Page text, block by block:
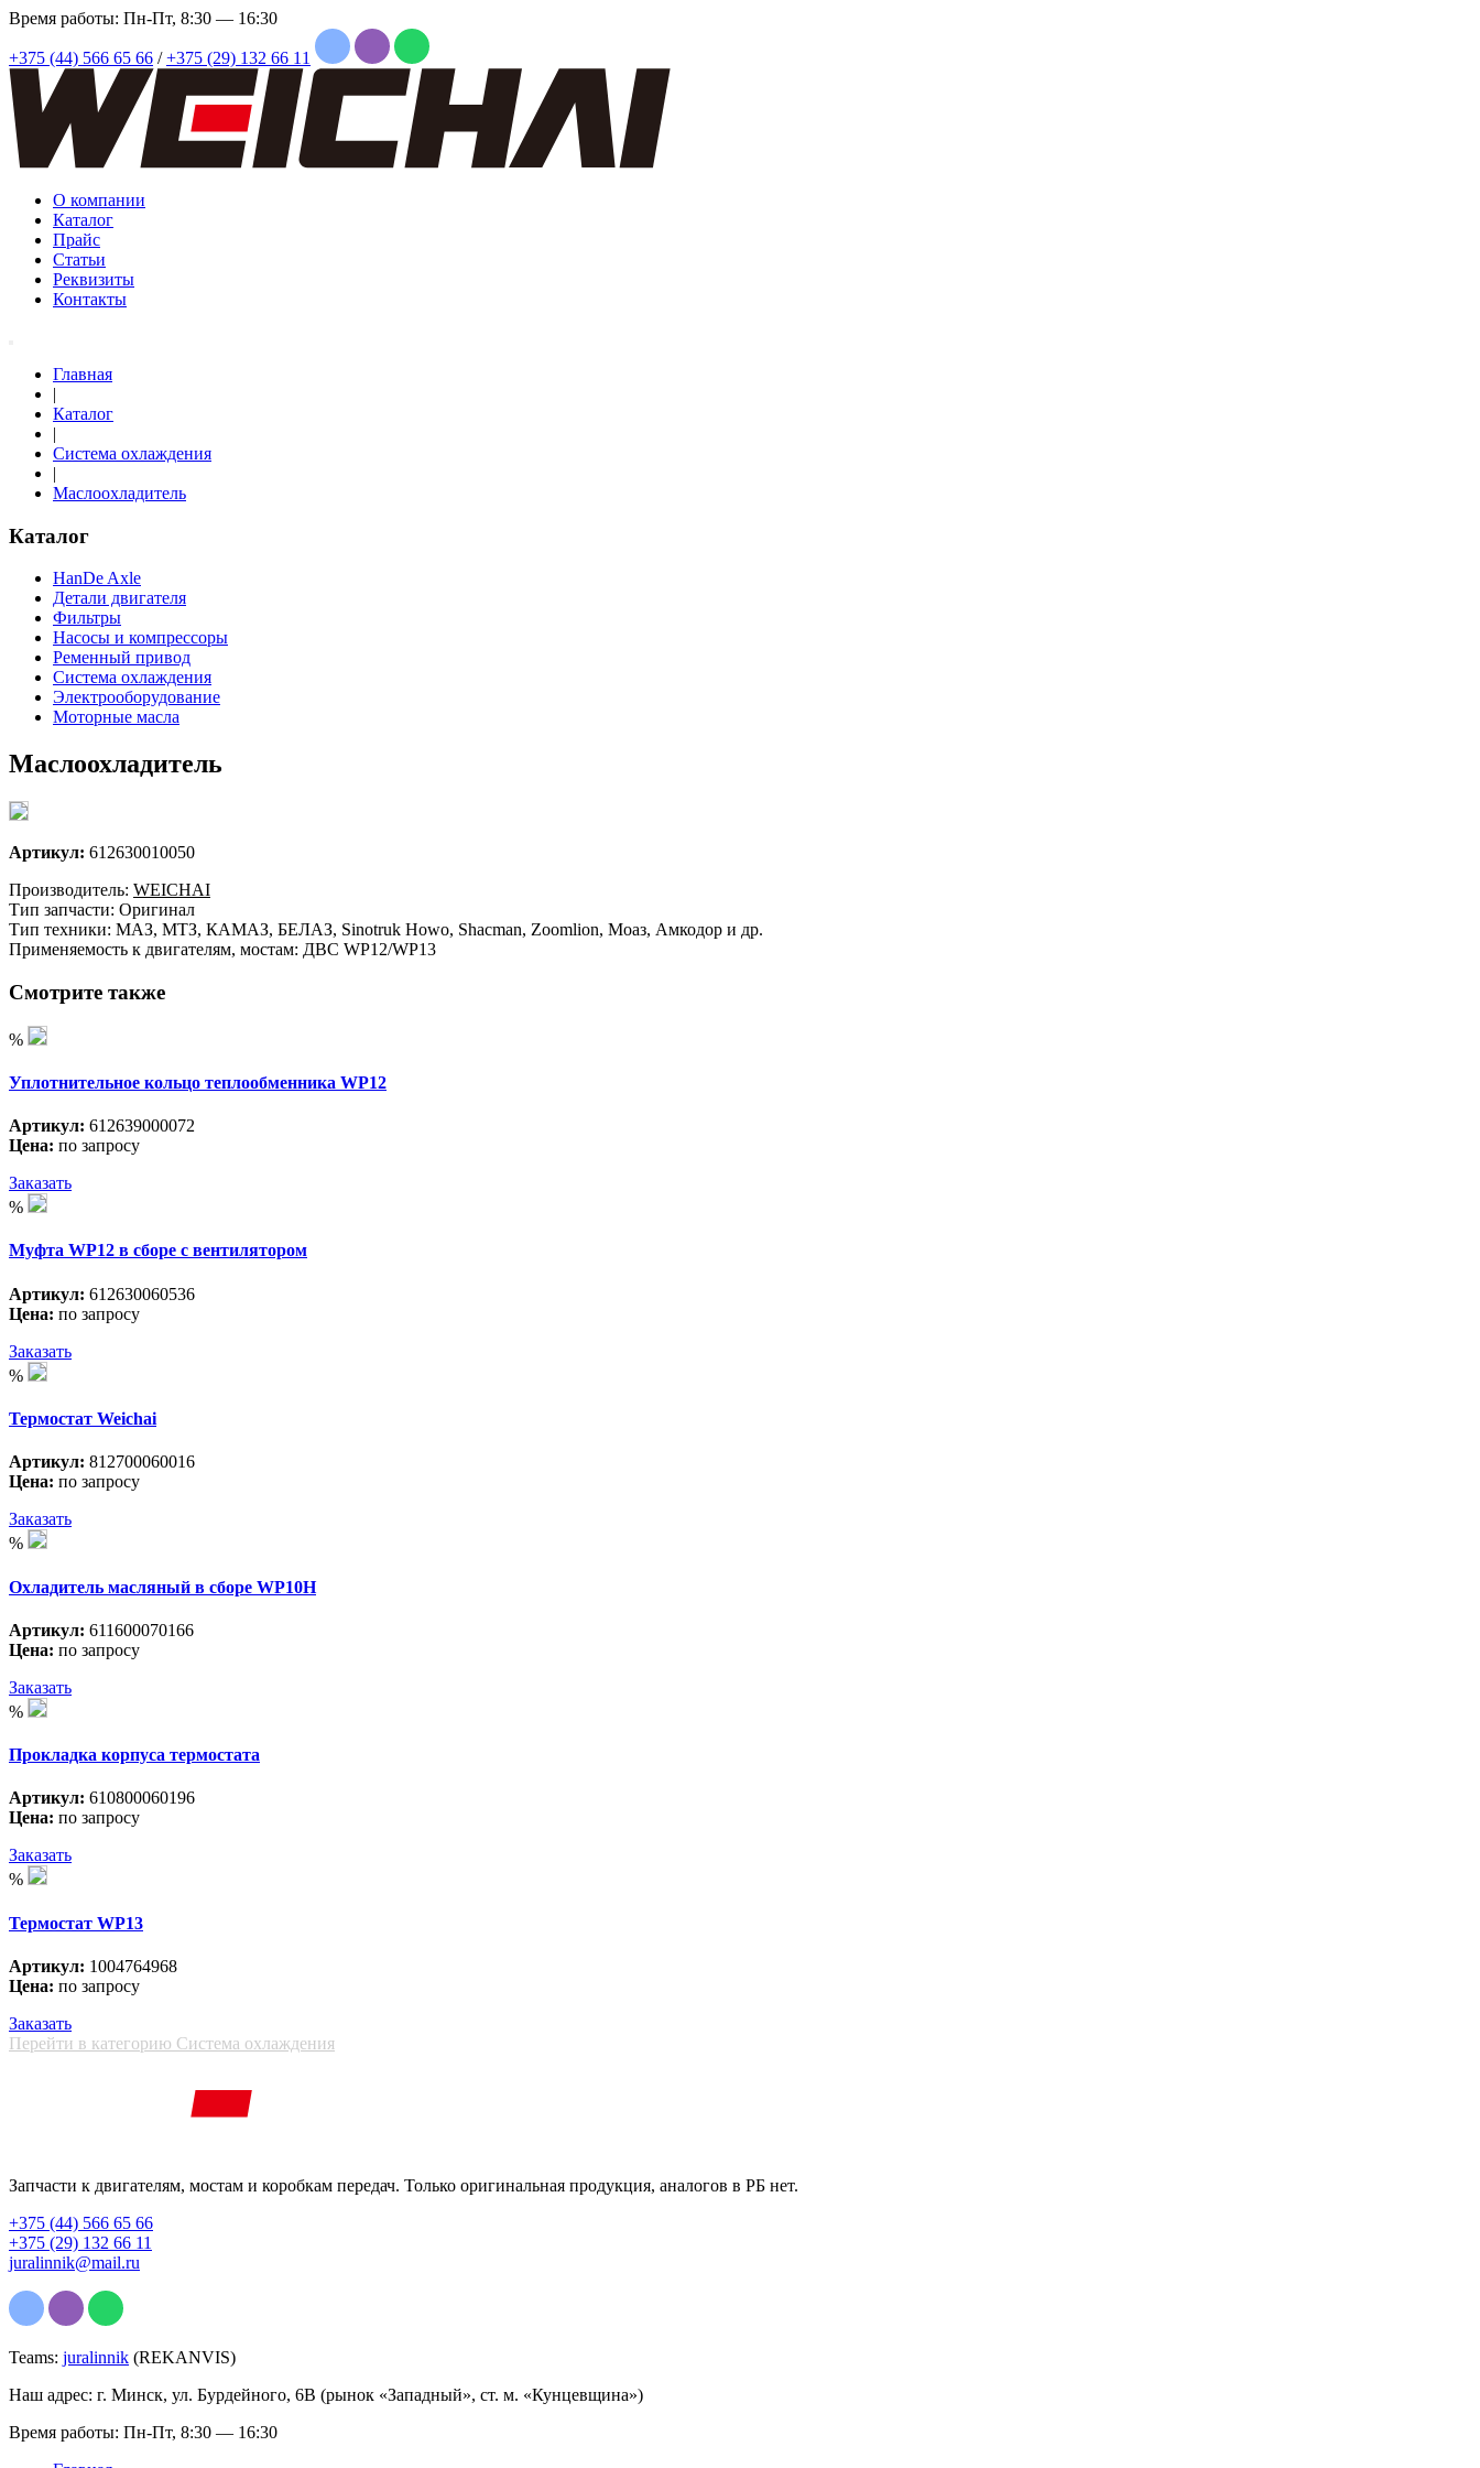
Время работы: Пн-Пт, 8:30 — 16:30
+375 (44) 566 65 66 / +375 (29) 132 66 11
О компании
Каталог
Прайс
Статьи
Реквизиты
Контакты
Главная
|
Каталог
|
Система охлаждения
|
Маслоохладитель
Каталог
HanDe Axle
Детали двигателя
Фильтры
Насосы и компрессоры
Ременный привод
Система охлаждения
Электрооборудование
Моторные масла
Маслоохладитель
Артикул: 612630010050
Производитель: WEICHAI
Тип запчасти: Оригинал
Тип техники: МАЗ, МТЗ, КАМАЗ, БЕЛАЗ, Sinotruk Howo, Shacman, Zoomlion, Моаз, Амкодор и др.
Применяемость к двигателям, мостам: ДВС WP12/WP13
Смотрите также
%
Уплотнительное кольцо теплообменника WP12
Артикул: 612639000072
Цена: по запросу
Заказать
%
Муфта WP12 в сборе с вентилятором
Артикул: 612630060536
Цена: по запросу
Заказать
%
Термостат Weichai
Артикул: 812700060016
Цена: по запросу
Заказать
%
Охладитель масляный в сборе WP10H
Артикул: 611600070166
Цена: по запросу
Заказать
%
Прокладка корпуса термостата
Артикул: 610800060196
Цена: по запросу
Заказать
%
Термостат WP13
Артикул: 1004764968
Цена: по запросу
Заказать
Перейти в категорию Система охлаждения
Запчасти к двигателям, мостам и коробкам передач. Только оригинальная продукция, аналогов в РБ нет.
+375 (44) 566 65 66
+375 (29) 132 66 11
juralinnik@mail.ru
Teams: juralinnik (REKANVIS)
Наш адрес: г. Минск, ул. Бурдейного, 6В (рынок «Западный», ст. м. «Кунцевщина»)
Время работы: Пн-Пт, 8:30 — 16:30